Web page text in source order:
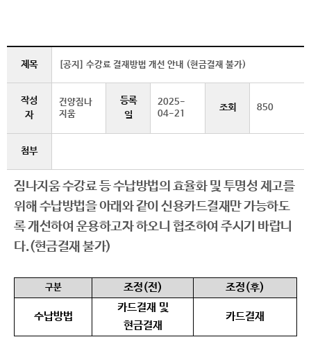
제목 [공지] 수강료 결재방법 개선 안내 (현금결재 불가)
작성
자
건양짐나
지움
등록
일
2025-
04-21
조회 850
첨부
짐나지움 수강료 등 수납방법의 효율화 및 투명성 제고를
위해 수납방법을 아래와 같이 신용카드결재만 가능하도
록 개선하여 운용하고자 하오니 협조하여 주시기 바랍니
다.(현금결재 불가)
구분 조정(전) 조정(후)
수납방법
카드결재 및
현금결재
카드결재